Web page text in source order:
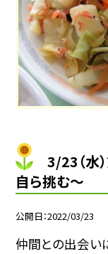
3/23（水
自ら挑む〜
公開日 2022/03/23
仲間との出会い